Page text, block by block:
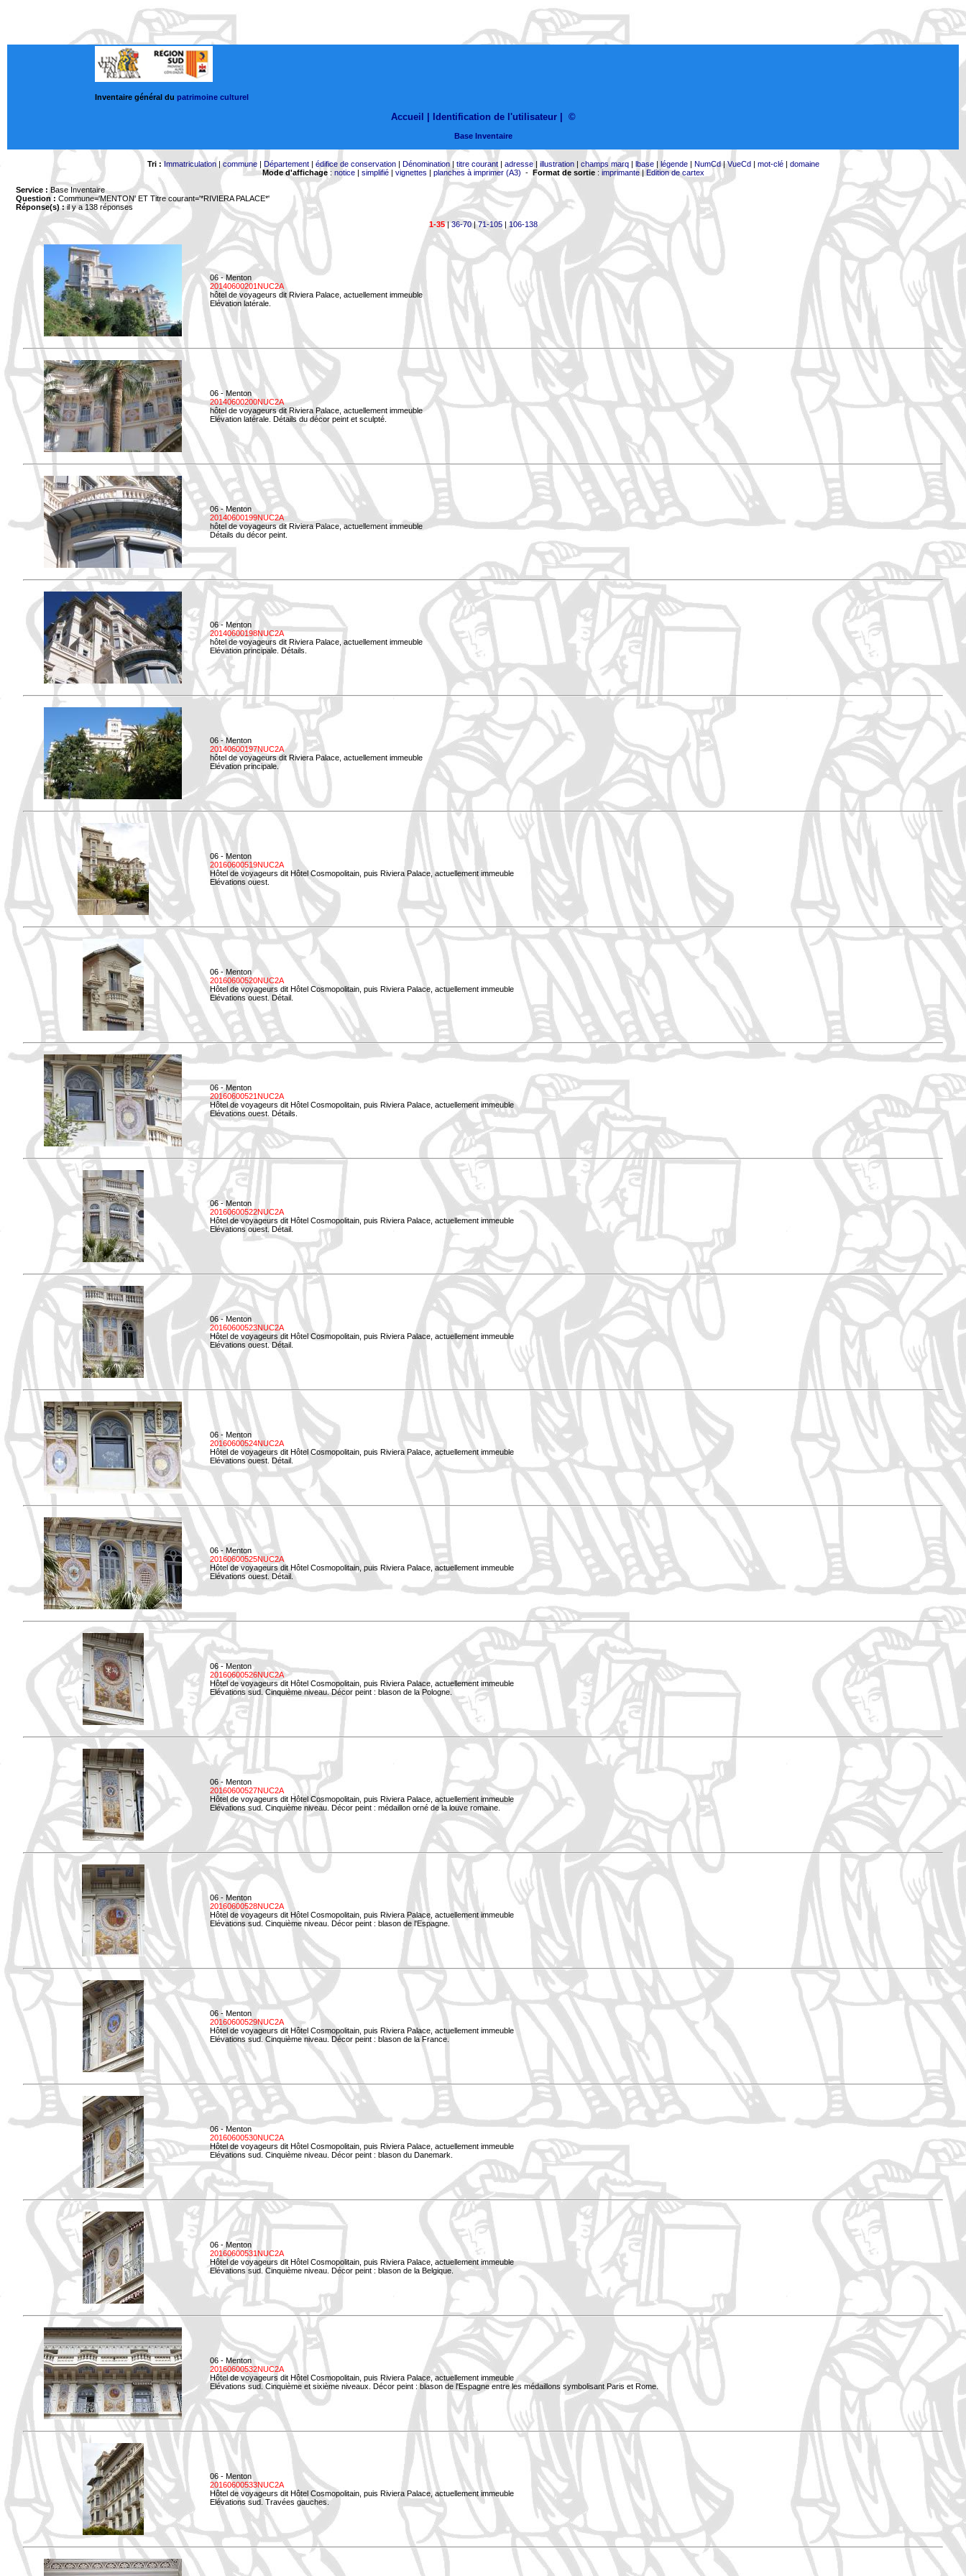
Inventaire général du patrimoine culturel
Accueil | Identification de l'utilisateur ©
Base Inventaire
Tri : Immatriculation|commune| Département| édifice de conservation| Dénomination| titre courant| adresse| illustration| champs marq| lbase| légende| NumCd|VueCd| mot-clé| domaine
Mode d'affichage: notice| simplifié| vignettes | planches à imprimer (A3) - Format de sortie: imprimante|Edition de cartex
Service : Base Inventaire
Question : Commune='MENTON' ET Titre courant='*RIVIERA PALACE*'
Réponse(s) :il y a 138 réponses
1-35|36-70|71-105| 106-138
06 - Menton
20140600201NUC2A
hôtel de voyageurs dit Riviera Palace, actuellement immeuble
Elévation latérale.
06 - Menton
20140600200NUC2A
hôtel de voyageurs dit Riviera Palace, actuellement immeuble
Elévation latérale. Détails du décor peint et sculpté.
06 - Menton
20140600199NUC2A
hôtel de voyageurs dit Riviera Palace, actuellement immeuble
Détails du décor peint.
06 - Menton
20140600198NUC2A
hôtel de voyageurs dit Riviera Palace, actuellement immeuble
Elévation principale. Détails.
06 - Menton
20140600197NUC2A
hôtel de voyageurs dit Riviera Palace, actuellement immeuble
Elévation principale.
06 - Menton
20160600519NUC2A
Hôtel de voyageurs dit Hôtel Cosmopolitain, puis Riviera Palace, actuellement immeuble
Elévations ouest.
06 - Menton
20160600520NUC2A
Hôtel de voyageurs dit Hôtel Cosmopolitain, puis Riviera Palace, actuellement immeuble
Elévations ouest. Détail.
06 - Menton
20160600521NUC2A
Hôtel de voyageurs dit Hôtel Cosmopolitain, puis Riviera Palace, actuellement immeuble
Elévations ouest. Détails.
06 - Menton
20160600522NUC2A
Hôtel de voyageurs dit Hôtel Cosmopolitain, puis Riviera Palace, actuellement immeuble
Elévations ouest. Détail.
06 - Menton
20160600523NUC2A
Hôtel de voyageurs dit Hôtel Cosmopolitain, puis Riviera Palace, actuellement immeuble
Elévations ouest. Détail.
06 - Menton
20160600524NUC2A
Hôtel de voyageurs dit Hôtel Cosmopolitain, puis Riviera Palace, actuellement immeuble
Elévations ouest. Détail.
06 - Menton
20160600525NUC2A
Hôtel de voyageurs dit Hôtel Cosmopolitain, puis Riviera Palace, actuellement immeuble
Elévations ouest. Détail.
06 - Menton
20160600526NUC2A
Hôtel de voyageurs dit Hôtel Cosmopolitain, puis Riviera Palace, actuellement immeuble
Elévations sud. Cinquième niveau. Décor peint : blason de la Pologne.
06 - Menton
20160600527NUC2A
Hôtel de voyageurs dit Hôtel Cosmopolitain, puis Riviera Palace, actuellement immeuble
Elévations sud. Cinquième niveau. Décor peint : médaillon orné de la louve romaine.
06 - Menton
20160600528NUC2A
Hôtel de voyageurs dit Hôtel Cosmopolitain, puis Riviera Palace, actuellement immeuble
Elévations sud. Cinquième niveau. Décor peint : blason de l'Espagne.
06 - Menton
20160600529NUC2A
Hôtel de voyageurs dit Hôtel Cosmopolitain, puis Riviera Palace, actuellement immeuble
Elévations sud. Cinquième niveau. Décor peint : blason de la France.
06 - Menton
20160600530NUC2A
Hôtel de voyageurs dit Hôtel Cosmopolitain, puis Riviera Palace, actuellement immeuble
Elévations sud. Cinquième niveau. Décor peint : blason du Danemark.
06 - Menton
20160600531NUC2A
Hôtel de voyageurs dit Hôtel Cosmopolitain, puis Riviera Palace, actuellement immeuble
Elévations sud. Cinquième niveau. Décor peint : blason de la Belgique.
06 - Menton
20160600532NUC2A
Hôtel de voyageurs dit Hôtel Cosmopolitain, puis Riviera Palace, actuellement immeuble
Elévations sud. Cinquième et sixième niveaux. Décor peint : blason de l'Espagne entre les médaillons symbolisant Paris et Rome.
06 - Menton
20160600533NUC2A
Hôtel de voyageurs dit Hôtel Cosmopolitain, puis Riviera Palace, actuellement immeuble
Elévations sud. Travées gauches.